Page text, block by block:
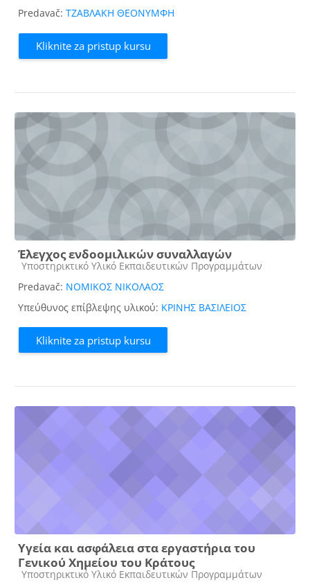
Predavač: ΤΖΑΒΛΑΚΗ ΘΕΟΝΥΜΦΗ
Kliknite za pristup kursu
Έλεγχος ενδοομιλικών συναλλαγών
Kategorija kursa
Υποστηρικτικό Υλικό Εκπαιδευτικών Προγραμμάτων
Predavač: ΝΟΜΙΚΟΣ ΝΙΚΟΛΑΟΣ
Υπεύθυνος επίβλεψης υλικού: ΚΡΙΝΗΣ ΒΑΣΙΛΕΙΟΣ
Kliknite za pristup kursu
Υγεία και ασφάλεια στα εργαστήρια του
Γενικού Χημείου του Κράτους
Kategorija kursa
Υποστηρικτικό Υλικό Εκπαιδευτικών Προγραμμάτων